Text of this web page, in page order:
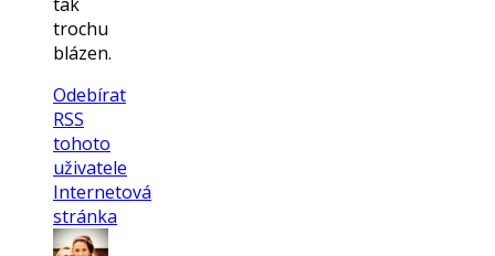
trochu
blázen.
Odebírat
RSS
tohoto
uživatele
Internetová
stránka